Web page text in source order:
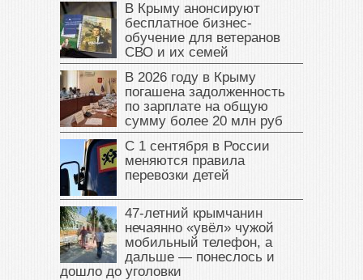
В Крыму анонсируют
бесплатное бизнес-
обучение для ветеранов
СВО и их семей
В 2026 году в Крыму
погашена задолженность
по зарплате на общую
сумму более 20 млн руб
С 1 сентября в России
меняются правила
перевозки детей
47‑летний крымчанин
нечаянно «увёл» чужой
мобильный телефон, а
дальше — понеслось и
дошло до уголовки